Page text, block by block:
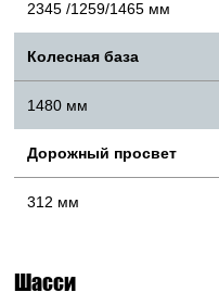
2345 /1259/1465 мм
Колесная база
1480 мм
Дорожный просвет
312 мм
Шасси